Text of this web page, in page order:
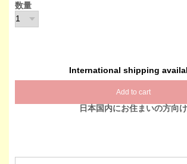
数量
International shipping
Add to cart
日本国内にお住まいの方向け